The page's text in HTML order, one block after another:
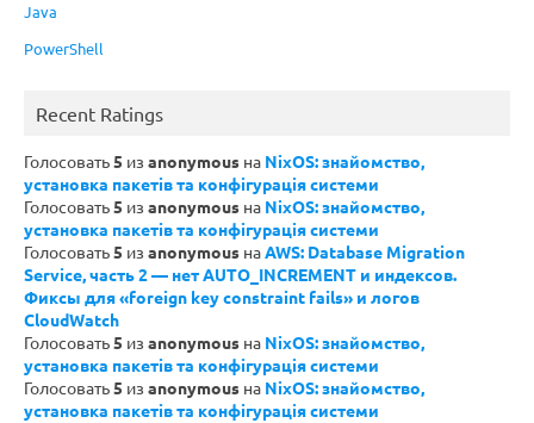
Java
PowerShell
Recent Ratings
Голосовать5 из anonymous на NixOS: знайомство,
установка пакетів та конфігурація системи
Голосовать5 из anonymous на NixOS: знайомство,
установка пакетів та конфігурація системи
Голосовать5 из anonymous наAWS: Database Migration
Service, часть 2 — нет AUTO_INCREMENT и индексов.
Фиксы для «foreign key constraint fails» и логов
CloudWatch
Голосовать5 из anonymous на NixOS: знайомство,
установка пакетів та конфігурація системи
Голосовать5 из anonymous на NixOS: знайомство,
установка пакетів та конфігурація системи